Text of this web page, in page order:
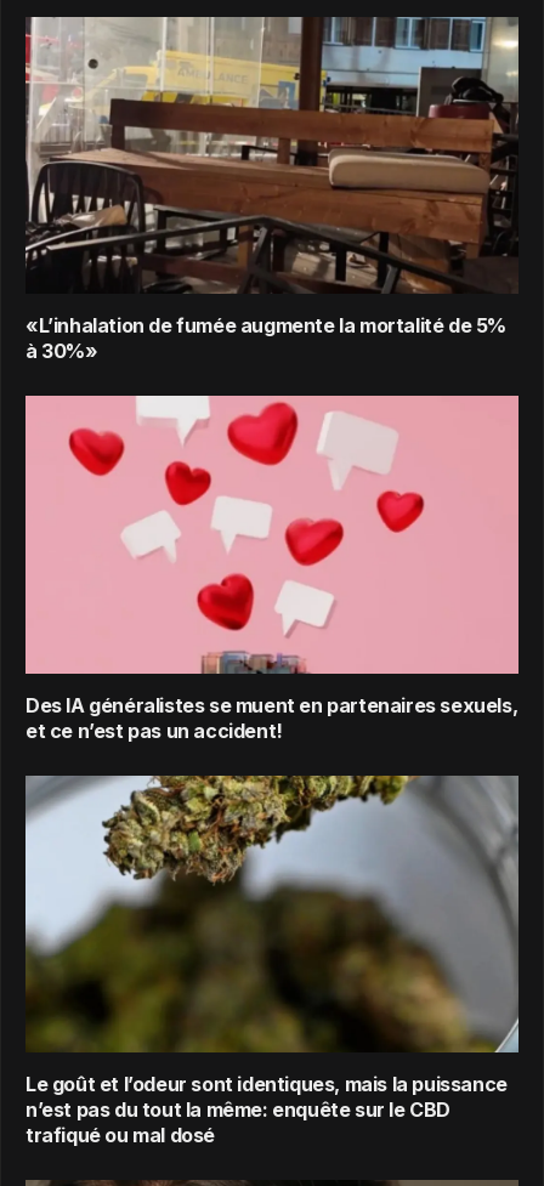
«L’inhalation de fumée augmente la mortalité de 5%
à 30%»
Des IA généralistes se muent en partenaires sexuels,
et ce n’est pas un accident!
Le goût et l’odeur sont identiques, mais la puissance
n’est pas du tout la même: enquête sur le CBD
trafiqué ou mal dosé